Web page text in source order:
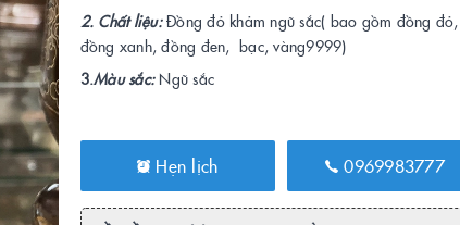
2. Chất liệu:Đồng đỏ khảm ngũ sắc( bao gồm đồng đỏ,
đồng xanh, đồng đen, bạc, vàng9999)
3.Màu sắc:Ngũ sắc
Hẹn lịch 0969983777